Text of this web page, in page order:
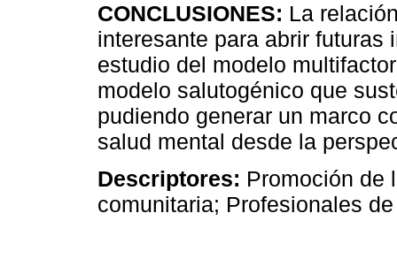
CONCLUSIONES: La
interesante para abrir
estudio del modelo
modelo salutogénico que
pudiendo generar un marco
salud mental desde la
Descriptores: Promoción de
comunitaria; Profesionales